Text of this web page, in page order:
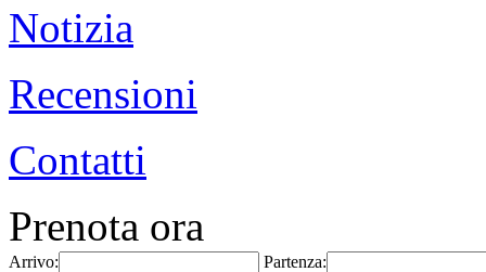
Notizia
Recensioni
Contatti
Prenota ora
Arrivo: Partenza: